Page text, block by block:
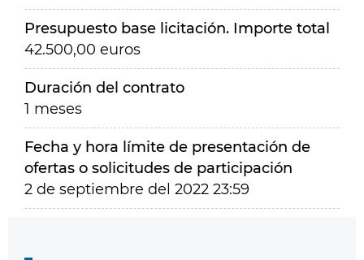
Presupuesto base licitación. Importe total
42.500,00 euros
Duración del contrato
1 meses
Fecha y hora límite de presentación de
ofertas o solicitudes de participación
2 de septiembre del 2022 23:59